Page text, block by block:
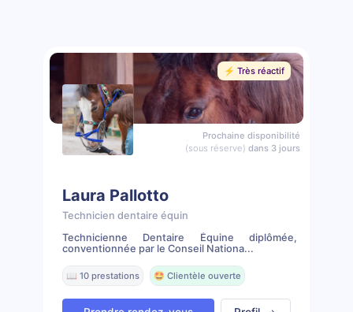
⚡️ Très réactif
Prochaine disponibilité
(sous réserve) dans 3 jours
Laura Pallotto
Technicien dentaire équin
Technicienne Dentaire Équine diplômée,
conventionnée par le Conseil Nationa...
📖 10 prestations 🤩 Clientèle ouverte